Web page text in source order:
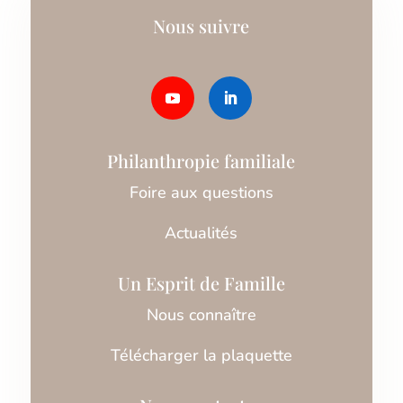
Nous suivre
Philanthropie familiale
Foire aux questions
Actualités
Un Esprit de Famille
Nous connaître
Télécharger la plaquette